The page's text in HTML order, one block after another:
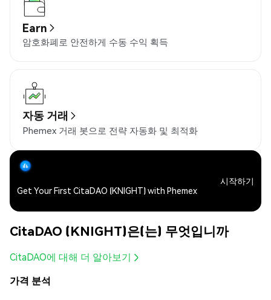
Earn
암호화폐로 안전하게 수동 수익 획득
자동 거래
Phemex 거래 봇으로 전략 자동화 및 최적화
Get Your First CitaDAO (KNIGHT) with Phemex
시작하기
CitaDAO (KNIGHT)은(는) 무엇입니까
CitaDAO에 대해 더 알아보기
가격 분석